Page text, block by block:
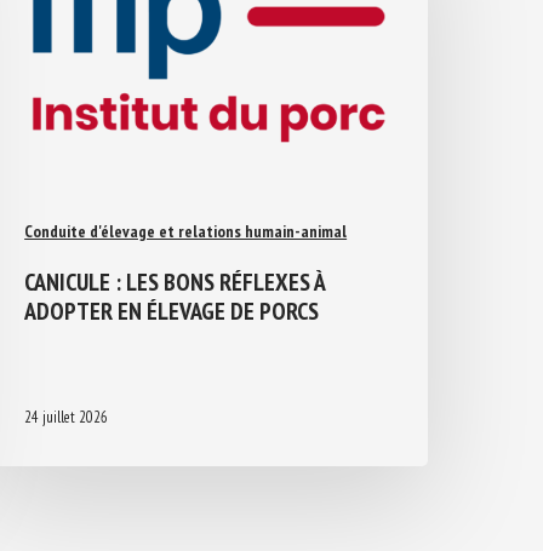
Conduite d'élevage et relations humain-animal
CANICULE : LES BONS RÉFLEXES À
ADOPTER EN ÉLEVAGE DE PORCS
24 juillet 2026